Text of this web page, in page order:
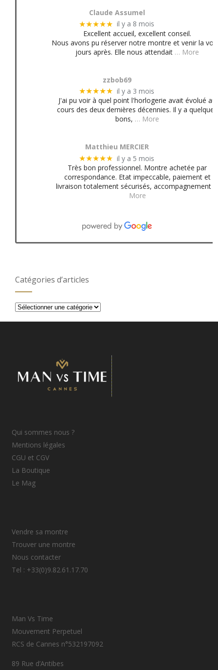
Claude Assumel
★★★★★ il y a 8 mois
Excellent accueil, excellent conseil.
Nous avons pu réserver notre montre et venir la
jours après. Elle nous attendait … More
zzbob69
★★★★★ il y a 3 mois
J'ai pu voir à quel point l'horlogerie avait évolué au
cours des deux dernières décennies. Il y a quelques
bons, … More
Matthieu MERCIER
★★★★★ il y a 5 mois
Très bon professionnel. Montre achetée par
correspondance. Etat impeccable, paiement et
livraison totalement sécurisés, accompagnement
More
Catégories d’articles
Catégories
Qui sommes nous ?
Mentions légales
CGU et CGV
La Boutique
Le Mag
Vendre sa montre
Trouver une montre
Nous contacter
Tel : +33(0)9.82.61.17.70
Man Vs Time
Mouvement Perpetuel
RCS de Cannes n°532197092
89 Rue d’Antibes